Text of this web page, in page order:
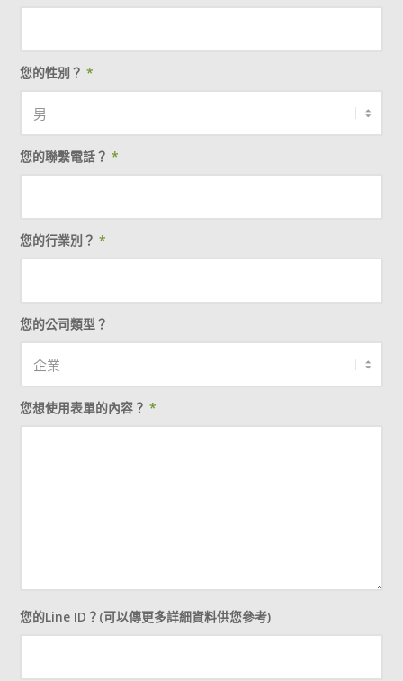
您的性別？*
您的聯繫電話？*
您的行業別？*
您的公司類型？
您想使用表單的內容？*
您的Line ID？(可以傳更多詳細資料供您參考)